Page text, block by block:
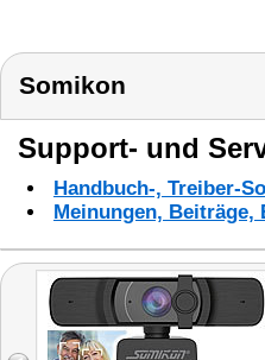
Somikon
Support- und
Handbuch-, Treiber-
Meinungen,